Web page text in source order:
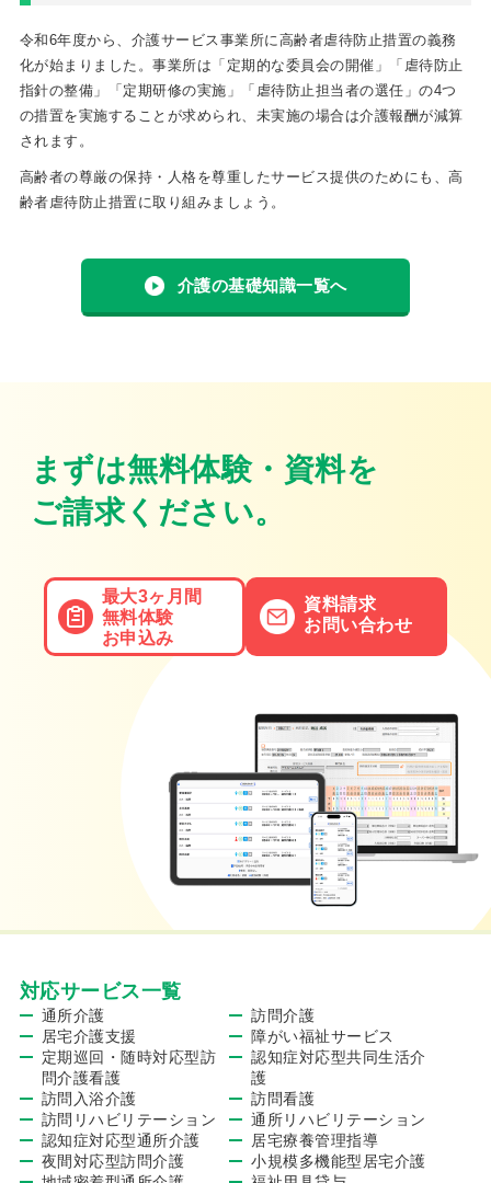
令和6年度から、介護サービス事業所に高齢者虐待防止措置の義務
化が始まりました。事業所は「定期的な委員会の開催」「虐待防止
指針の整備」「定期研修の実施」「虐待防止担当者の選任」の4つ
の措置を実施することが求められ、未実施の場合は介護報酬が減算
されます。
高齢者の尊厳の保持・人格を尊重したサービス提供のためにも、高
齢者虐待防止措置に取り組みましょう。
介護の基礎知識一覧へ
まずは無料体験・資料を
ご請求ください。
最大3ヶ月間
無料体験
お申込み
資料請求
お問い合わせ
対応サービス一覧
通所介護
訪問介護
居宅介護支援
障がい福祉サービス
定期巡回・随時対応型訪
問介護看護
認知症対応型共同生活介
護
訪問入浴介護
訪問看護
訪問リハビリテーション
通所リハビリテーション
認知症対応型通所介護
居宅療養管理指導
夜間対応型訪問介護
小規模多機能型居宅介護